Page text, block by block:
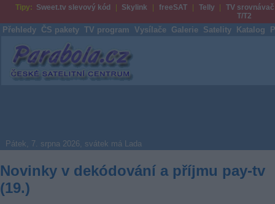
Tipy: Sweet.tv slevový kód Skylink freeSAT Telly
TV srovnávač
T/T2
Přehledy ČS pakety TV program Vysílače Galerie Satelity Katalog
Parabola.cz
Pátek, 7. srpna 2026, svátek má Lada
Novinky v dekódování a příjmu pay-tv
(19.)